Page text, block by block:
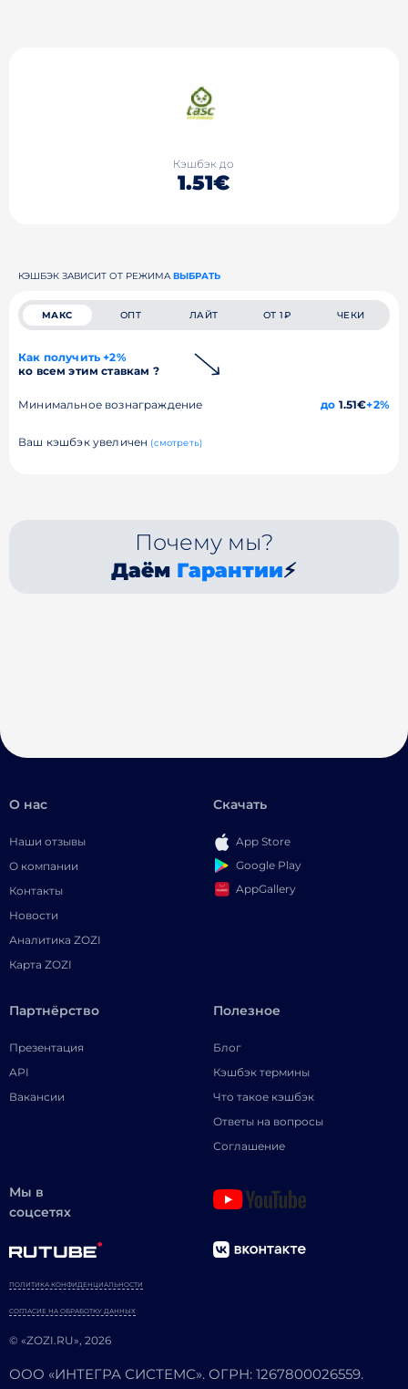
Кэшбэк до
1.51€
КЭШБЭК ЗАВИСИТ ОТ РЕЖИМА ВЫБРАТЬ
МАКС ОПТ ЛАЙТ ОТ 1₽ ЧЕКИ
Как получить +2%
ко всем этим ставкам ?
Минимальное вознаграждение до 1.51€+2%
Ваш кэшбэк увеличен (смотреть)
Почему мы?
Даём Гарантии⚡
О нас
Наши отзывы
О компании
Контакты
Новости
Аналитика ZOZI
Карта ZOZI
Скачать
App Store
Google Play
AppGallery
Партнёрство
Презентация
API
Вакансии
Полезное
Блог
Кэшбэк термины
Что такое кэшбэк
Ответы на вопросы
Соглашение
Мы в
соцсетях
© «ZOZI.RU», 2026
ПОЛИТИКА КОНФИДЕНЦИАЛЬНОСТИ
СОГЛАСИЕ НА ОБРАБОТКУ ДАННЫХ
ООО «ИНТЕГРА СИСТЕМС». ОГРН: 1267800026559.